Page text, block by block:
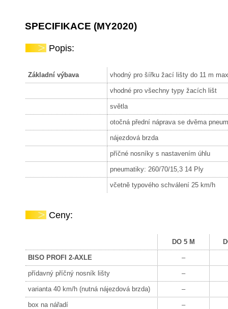
SPECIFIKACE (MY2020)
Popis:
Základní výbava vhodný pro šířku žací lišty do 11 m
vhodné pro všechny typy žacích lišt
světla
otočná přední náprava se dvěma
nájezdová brzda
příčné nosníky s nastavením úhlu
pneumatiky: 260/70/15,3 14 Ply
včetně typového schválení 25 km/h
Ceny:
DO 5 M
BISO PROFI 2-AXLE –
přídavný příčný nosník lišty –
varianta 40 km/h (nutná nájezdová brzda) –
box na nářadí –